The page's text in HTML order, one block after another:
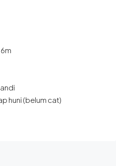
huni (belum cat)